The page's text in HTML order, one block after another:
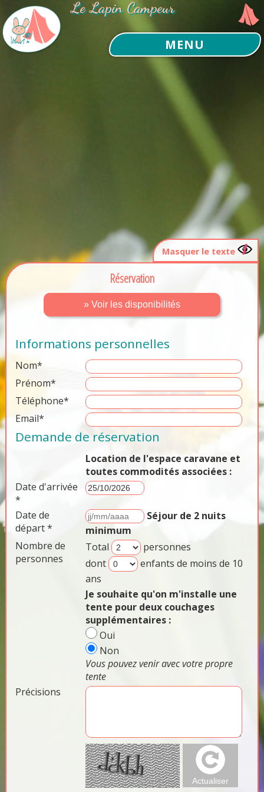
Le Lapin Campeur
MENU
Masquer le texte
Réservation
» Voir les disponibilités
Informations personnelles
Nom*
Prénom*
Téléphone*
Email*
Demande de réservation
Location de l'espace caravane et
toutes commodités associées :
Date d'arrivée
*
Date de
départ *
Séjour de 2 nuits
minimum
Nombre de
personnes
Total
personnes
dont
enfants de moins de 10
ans
Je souhaite qu'on m'installe une
tente pour deux couchages
supplémentaires :
Oui
Non
Vous pouvez venir avec votre propre
tente
Précisions